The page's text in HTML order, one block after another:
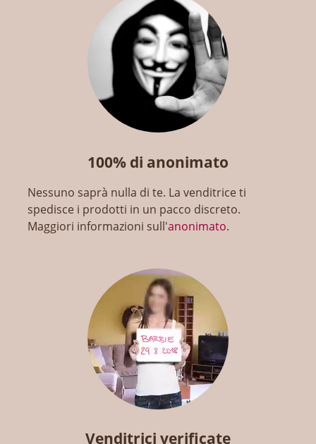
100% di anonimato
Nessuno saprà nulla di te. La venditrice ti
spedisce i prodotti in un pacco discreto.
Maggiori informazioni sull'anonimato.
Venditrici verificate